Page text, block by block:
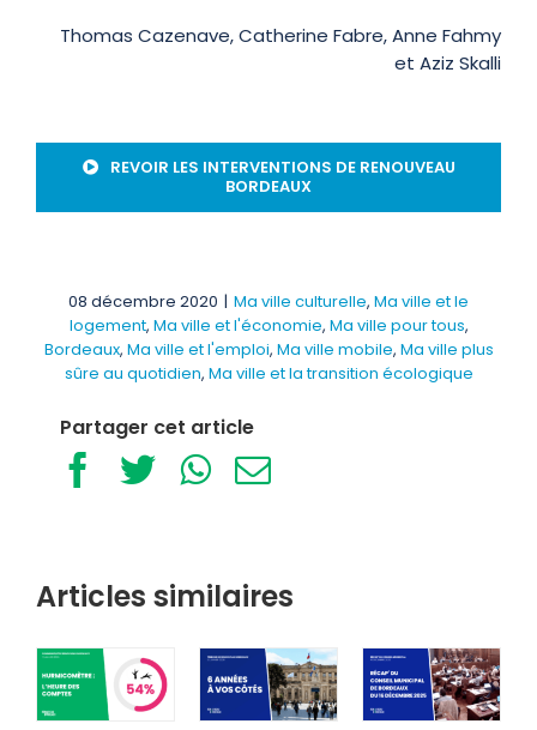
Thomas Cazenave, Catherine Fabre, Anne Fahmy
et Aziz Skalli
REVOIR LES INTERVENTIONS DE RENOUVEAU
BORDEAUX
08 décembre 2020 | Ma ville culturelle, Ma ville et le
logement, Ma ville et l'économie, Ma ville pour tous,
Bordeaux, Ma ville et l'emploi, Ma ville mobile, Ma ville plus
sûre au quotidien, Ma ville et la transition écologique
Partager cet article
Facebook
TwitterWhatsApp
Email
Articles similaires